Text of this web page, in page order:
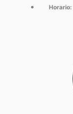
Horario: